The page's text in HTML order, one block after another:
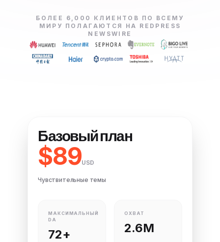
БОЛЕЕ 6,000 КЛИЕНТОВ ПО ВСЕМУ
МИРУ ПОЛАГАЮТСЯ НА REDPRESS
NEWSWIRE
Базовый план
$89USD
Чувствительные темы
МАКСИМАЛЬНЫЙ
DA
72+
ОХВАТ
2.6M